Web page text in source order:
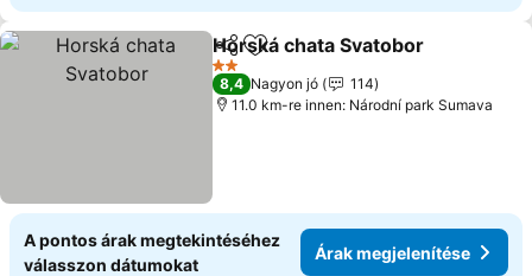
Megosztás
Hozzáadás a kedvencekhez
Horská chata Svatobor
2 Kategória
8,4 Nagyon jó
114
11.0 km-re innen: Národní park Sumava
A pontos árak megtekintéséhez
válasszon dátumokat
Árak megjelenítése